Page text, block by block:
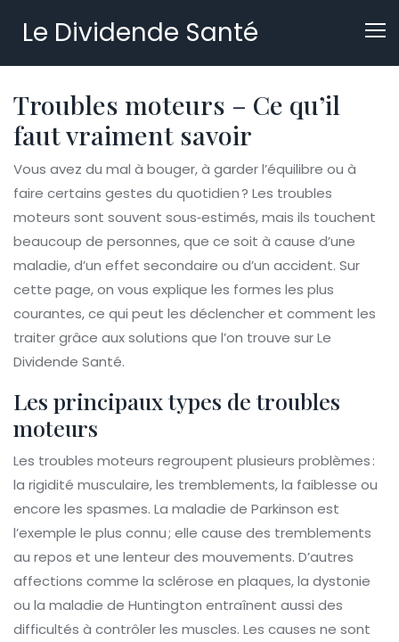
Le Dividende Santé
Troubles moteurs – Ce qu’il
faut vraiment savoir
Vous avez du mal à bouger, à garder l’équilibre ou à
faire certains gestes du quotidien ? Les troubles
moteurs sont souvent sous‑estimés, mais ils touchent
beaucoup de personnes, que ce soit à cause d’une
maladie, d’un effet secondaire ou d’un accident. Sur
cette page, on vous explique les formes les plus
courantes, ce qui peut les déclencher et comment les
traiter grâce aux solutions que l’on trouve sur Le
Dividende Santé.
Les principaux types de troubles
moteurs
Les troubles moteurs regroupent plusieurs problèmes :
la rigidité musculaire, les tremblements, la faiblesse ou
encore les spasmes. La maladie de Parkinson est
l’exemple le plus connu ; elle cause des tremblements
au repos et une lenteur des mouvements. D’autres
affections comme la sclérose en plaques, la dystonie
ou la maladie de Huntington entraînent aussi des
difficultés à contrôler les muscles. Les causes ne sont